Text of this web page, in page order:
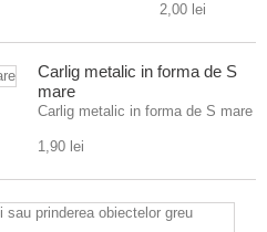
2,00 lei
Carlig metalic in forma de S
mare
Carlig metalic in forma de S mare
1,90 lei